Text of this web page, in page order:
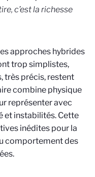
c’est la richesse
approches hybrides
trop simplistes,
très précis, restent
combine physique
représenter avec
et instabilités. Cette
inédites pour la
comportement des